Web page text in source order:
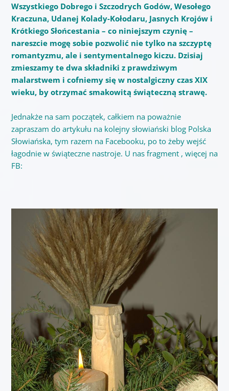
Wszystkiego Dobrego i Szczodrych Godów, Wesołego
Kraczuna, Udanej Kolady-Kołodaru, Jasnych Krojów i
Krótkiego Słońcestania – co niniejszym czynię –
nareszcie mogę sobie pozwolić nie tylko na szczyptę
romantyzmu, ale i sentymentalnego kiczu. Dzisiaj
zmieszamy te dwa składniki z prawdziwym
malarstwem i cofniemy się w nostalgiczny czas XIX
wieku, by otrzymać smakowitą świąteczną strawę.
Jednakże na sam początek, całkiem na poważnie
zapraszam do artykułu na kolejny słowiański blog Polska
Słowiańska, tym razem na Facebooku, po to żeby wejść
łagodnie w świąteczne nastroje. U nas fragment , więcej na
FB: